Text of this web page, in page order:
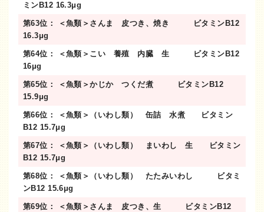
ミンB12 16.3μg
第63位： ＜魚類＞さんま 皮つき、焼き ビタミンB12
16.3μg
第64位： ＜魚類＞こい 養殖 内臓 生 ビタミンB12
16μg
第65位： ＜魚類＞かじか つくだ煮 ビタミンB12
15.9μg
第66位： ＜魚類＞（いわし類） 缶詰 水煮 ビタミン
B12 15.7μg
第67位： ＜魚類＞（いわし類） まいわし 生 ビタミン
B12 15.7μg
第68位： ＜魚類＞（いわし類） たたみいわし ビタミ
ンB12 15.6μg
第69位： ＜魚類＞さんま 皮つき、生 ビタミンB12